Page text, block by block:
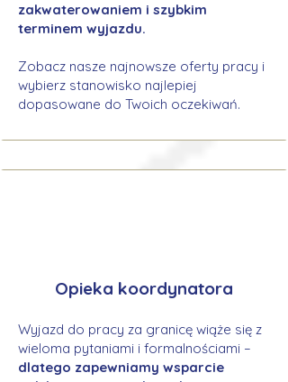
zakwaterowaniem i szybkim
terminem wyjazdu.
Zobacz nasze najnowsze oferty pracy i
wybierz stanowisko najlepiej
dopasowane do Twoich oczekiwań.
Opieka koordynatora
Wyjazd do pracy za granicę wiąże się z
wieloma pytaniami i formalnościami –
dlatego zapewniamy wsparcie